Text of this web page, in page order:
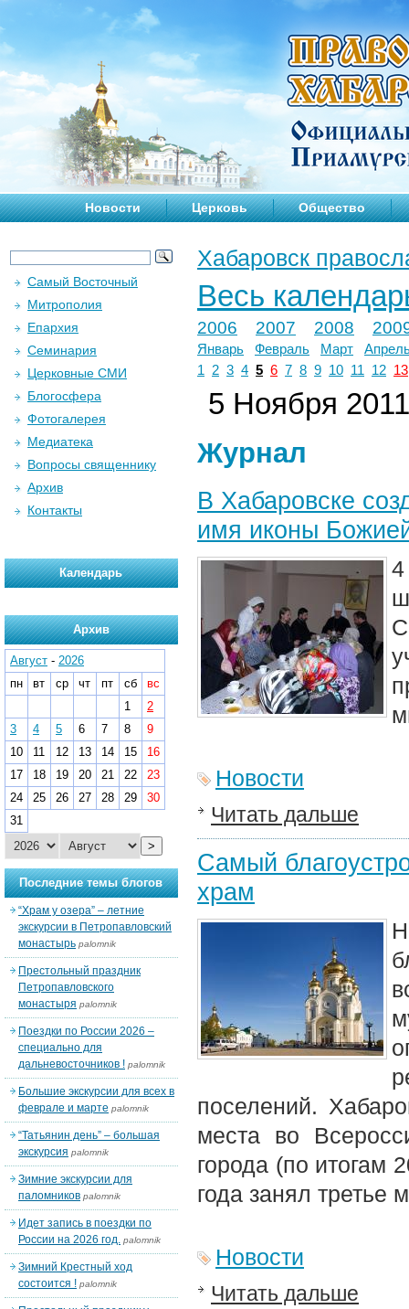
Новости Церковь Общество
Хабаровск
Весь
2006 2007 2008
Январь Февраль Март
1
2 3 4 5 6 7 8 9 10 11 12 13
5 Ноября 2011
Журнал
В Хабаровске
имя иконы
Новости
Читать дальше
Самый
храм
поселений.
места во
города (по итогам
года занял третье
Новости
Читать дальше
Самый Восточный
Митрополия
Епархия
Семинария
Церковные СМИ
Блогосфера
Фотогалерея
Медиатека
Вопросы священнику
Архив
Контакты
Календарь
Архив
Август - 2026
пн
вт ср чт пт сб
вс
1
2
3
4 5 6 7 8
9
10
11 12 13 14 15
16
17
18 19 20 21 22
23
24
25 26 27 28 29
30
31
>
Последние темы блогов
“Храм у озера” – летние
экскурсии в Петропавловский
монастырь palomnik
Престольный праздник
Петропавловского
монастыря palomnik
Поездки по России 2026 –
специально для
дальневосточников ! palomnik
Большие экскурсии для всех в
феврале и марте palomnik
“Татьянин день” – большая
экскурсия palomnik
Зимние экскурсии для
паломников palomnik
Идет запись в поездки по
России на 2026 год. palomnik
Зимний Крестный ход
состоится ! palomnik